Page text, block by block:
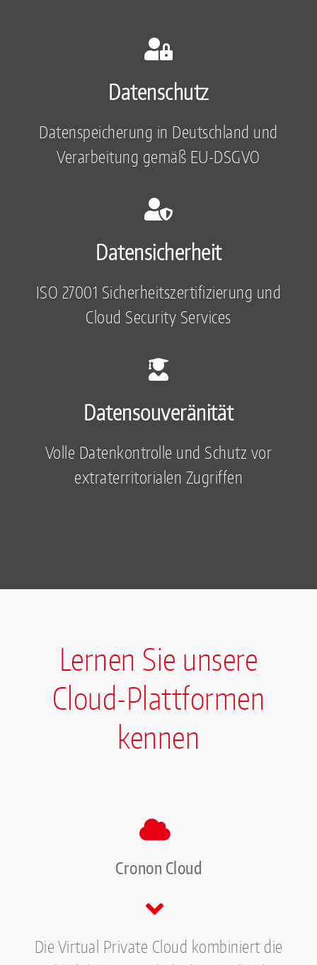
Datenschutz
Datenspeicherung in Deutschland und
Verarbeitung gemäß EU-DSGVO
Datensicherheit
ISO 27001 Sicherheitszertifizierung und
Cloud Security Services
Datensouveränität
Volle Datenkontrolle und Schutz vor
extraterritorialen Zugriffen
Lernen Sie unsere
Cloud-Plattformen
kennen
Cronon Cloud
Die Virtual Private Cloud kombiniert die